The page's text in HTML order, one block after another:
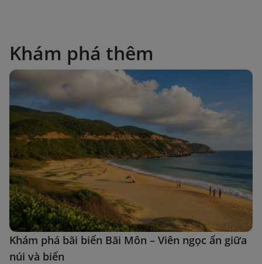
Khám phá thêm
Khám phá bãi biển Bãi Môn – Viên ngọc ẩn giữa
núi và biển